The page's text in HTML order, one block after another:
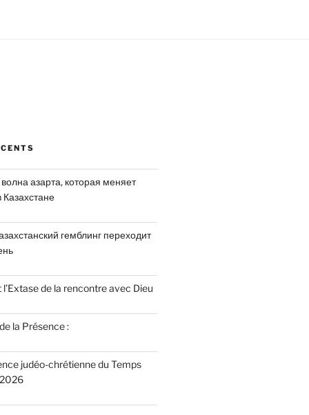
азарта, которая меняет
Казахстане
гемблинг переходит
l’Extase de la rencontre avec Dieu
la Présence :
judéo-chrétienne du Temps